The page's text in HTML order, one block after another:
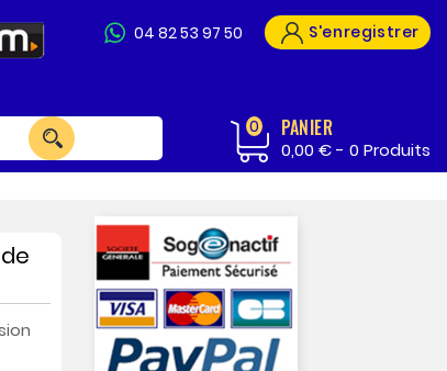
S'enregistrer
04 82 53 97 50
PANIER
0
0,00 € - 0 Produits